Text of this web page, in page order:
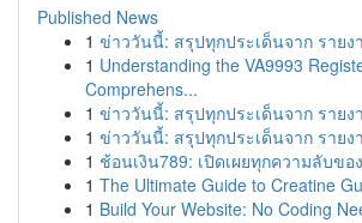
Published News
1 ข่าววันนี้: สรุปทุกประเด็นจาก ราย
1 Understanding the VA9993
Comprehens...
1 ข่าววันนี้: สรุปทุกประเด็นจาก ราย
1 ข่าววันนี้: สรุปทุกประเด็นจาก ราย
1 ช้อนเงิน789: เปิดเผยทุกความลับขอ
1 The Ultimate Guide to Creatine
1 Build Your Website: No Coding